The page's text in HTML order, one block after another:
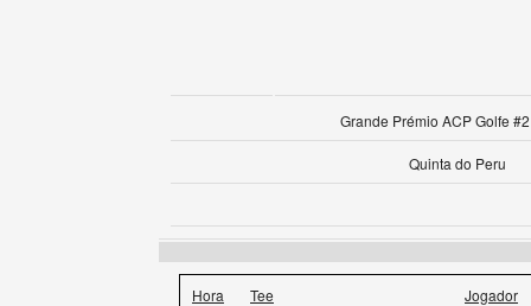
Grande Prémio ACP Golfe
Quinta do Peru
Hora Tee Jogador